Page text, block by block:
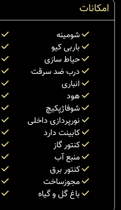
امکانات
شومینه
باربی کیو
حیاط سازی
درب ضد سرقت
انباری
هود
شوفاژپکیچ
نورپردازی داخلی
کابینت دارد
کنتور گاز
منبع آب
کنتور برق
مجوزساخت
باغ گل و گیاه